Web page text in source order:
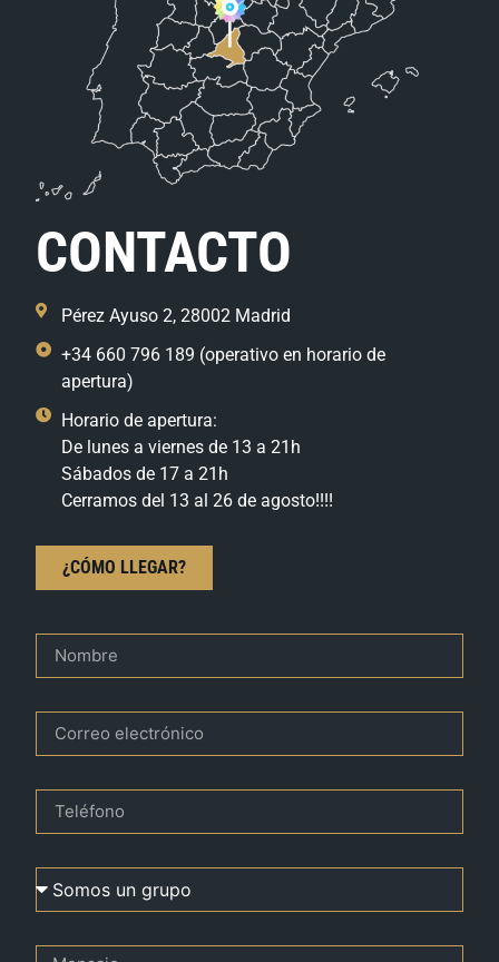
CONTACTO
Pérez Ayuso 2, 28002 Madrid
+34 660 796 189 (operativo en horario de
apertura)
Horario de apertura:
De lunes a viernes de 13 a 21h
Sábados de 17 a 21h
Cerramos del 13 al 26 de agosto!!!!
¿CÓMO LLEGAR?